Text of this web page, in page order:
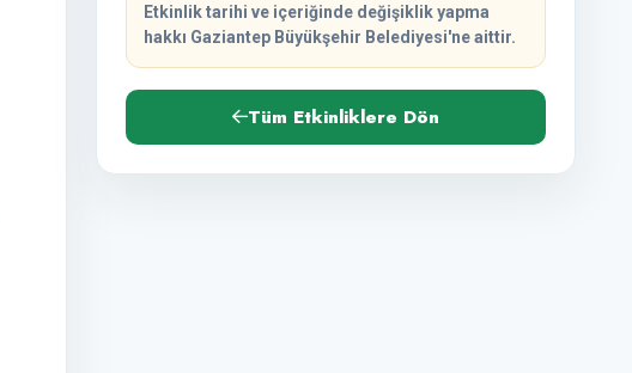
Etkinlik tarihi ve içeriğinde değişiklik yapma
hakkı Gaziantep Büyükşehir Belediyesi'ne aittir.
Tüm Etkinliklere Dön